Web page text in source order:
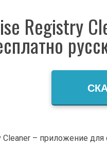
Registry
– приложение для